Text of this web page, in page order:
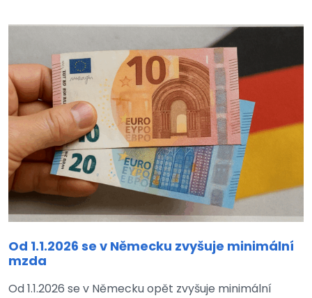
Od 1.1.2026 se v Německu zvyšuje minimální
mzda
Od 1.1.2026 se v Německu opět zvyšuje minimální